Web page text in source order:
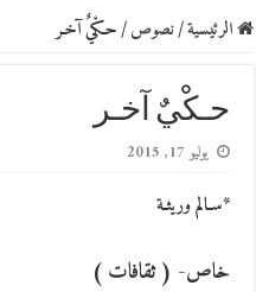
الرئيسية/نصوص/حـكْيٌ آخـر
حـكْيٌ آخـر
يوليو 17, 2015
*سـالم وريثـة
خاص- ( ثقافات )